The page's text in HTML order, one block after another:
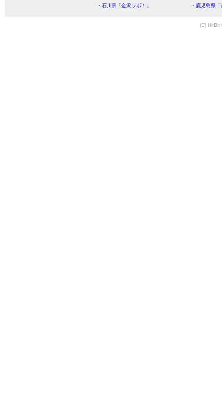
・石川県「金沢ラボ！」
・鹿児島県
(C) HitBit